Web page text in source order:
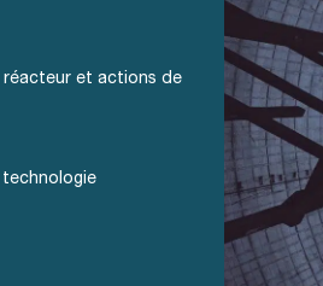
et actions de